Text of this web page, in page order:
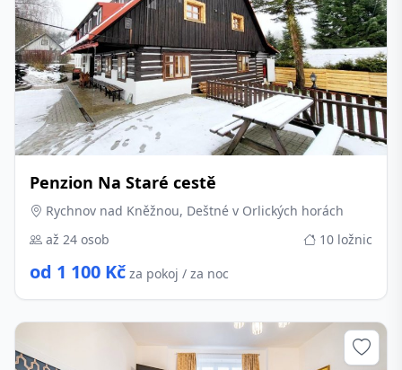
Penzion Na Staré cestě
Rychnov nad Kněžnou, Deštné v Orlických horách
až 24 osob
10 ložnic
od 1 100 Kč za pokoj / za noc